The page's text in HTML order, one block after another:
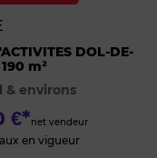
DOL-DE-
m²
& environs
€*net vendeur
en vigueur